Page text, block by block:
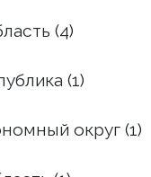
(4)
(1)
округ (1)